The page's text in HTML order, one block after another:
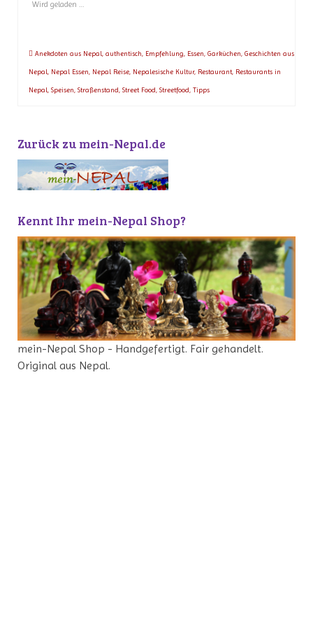
Wird geladen …
Anekdoten aus Nepal authentisch Empfehlung Essen Garküchen Geschichten aus
Nepal Nepal Essen Nepal Reise Nepalesische Kultur, Restaurant Restaurants in
Nepal Speisen Straßenstand Street Food Streetfood Tipps
Zurück zu mein-Nepal.de
Kennt Ihr mein-Nepal Shop?
mein-Nepal Shop - Handgefertigt. Fair gehandelt.
Original aus Nepal.